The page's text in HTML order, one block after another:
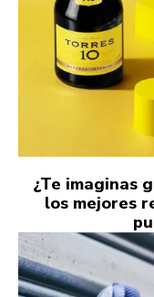
¿Te imaginas
los mejores